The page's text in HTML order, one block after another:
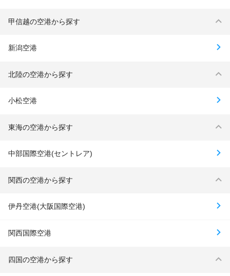
甲信越の空港から探す
新潟空港
北陸の空港から探す
小松空港
東海の空港から探す
中部国際空港(セントレア)
関西の空港から探す
伊丹空港(大阪国際空港)
関西国際空港
四国の空港から探す